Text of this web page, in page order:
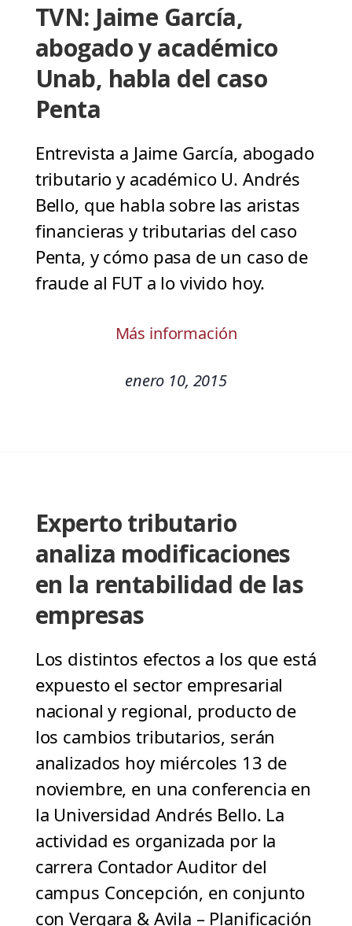
TVN: Jaime García,
abogado y académico
Unab, habla del caso
Penta
Entrevista a Jaime García, abogado
tributario y académico U. Andrés
Bello, que habla sobre las aristas
financieras y tributarias del caso
Penta, y cómo pasa de un caso de
fraude al FUT a lo vivido hoy.
Más información
enero 10, 2015
Experto tributario
analiza modificaciones
en la rentabilidad de las
empresas
Los distintos efectos a los que está
expuesto el sector empresarial
nacional y regional, producto de
los cambios tributarios, serán
analizados hoy miércoles 13 de
noviembre, en una conferencia en
la Universidad Andrés Bello. La
actividad es organizada por la
carrera Contador Auditor del
campus Concepción, en conjunto
con Vergara & Avila – Planificación